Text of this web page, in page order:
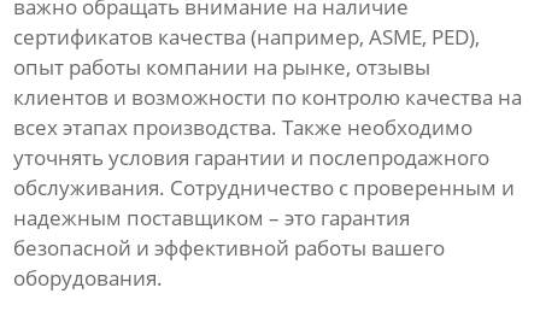
важно обращать внимание на наличие
сертификатов качества (например, ASME, PED),
опыт работы компании на рынке, отзывы
клиентов и возможности по контролю качества на
всех этапах производства. Также необходимо
уточнять условия гарантии и послепродажного
обслуживания. Сотрудничество с проверенным и
надежным поставщиком – это гарантия
безопасной и эффективной работы вашего
оборудования.